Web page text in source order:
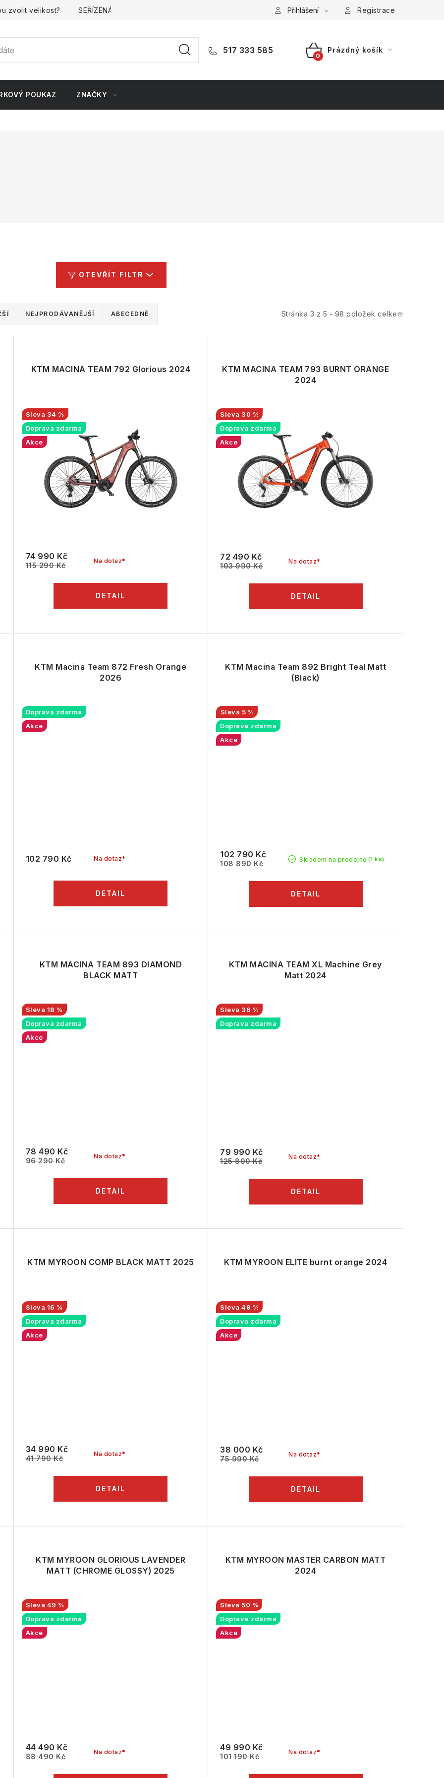
zvolit velikost? SEŘÍZENÁ kola Reklamace Splátkový prodej
Přihlášení Registrace
517 333 585
NÁKUPNÍ
Prázdný košík
POUKAZ ZNAČKY
OTEVŘÍT FILTR
Stránka 3 z 5 - 98 položek celkem
NEJPRODÁVANĚJŠÍ ABECEDNĚ
KTM MACINA TEAM 792 Glorious 2024
34 %
Doprava zdarma
Akce
Na dotaz*
74 990 Kč
115 290 Kč
KTM MACINA TEAM 793 BURNT ORANGE
2024
30 %
Doprava zdarma
Akce
Na dotaz*
72 490 Kč
103 990 Kč
KTM Macina Team 872 Fresh Orange
2026
Doprava zdarma
Akce
Na dotaz*
102 790 Kč
KTM Macina Team 892 Bright Teal Matt
(Black)
5 %
Doprava zdarma
Akce
Skladem na prodejně (1 ks)
102 790 Kč
108 890 Kč
KTM MACINA TEAM 893 DIAMOND
BLACK MATT
18 %
Doprava zdarma
Akce
Na dotaz*
78 490 Kč
96 290 Kč
KTM MACINA TEAM XL Machine Grey
Matt 2024
36 %
Doprava zdarma
Na dotaz*
79 990 Kč
125 890 Kč
KTM MYROON COMP BLACK MATT 2025
16 %
Doprava zdarma
Akce
Na dotaz*
34 990 Kč
41 790 Kč
KTM MYROON ELITE burnt orange 2024
49 %
Doprava zdarma
Akce
Na dotaz*
38 000 Kč
75 990 Kč
KTM MYROON GLORIOUS LAVENDER
MATT (CHROME GLOSSY) 2025
49 %
Doprava zdarma
Akce
Na dotaz*
44 490 Kč
88 490 Kč
KTM MYROON MASTER CARBON MATT
2024
50 %
Doprava zdarma
Akce
Na dotaz*
49 990 Kč
101 190 Kč